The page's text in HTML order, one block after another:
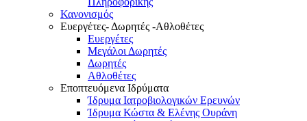
Κανονισμός
Ευεργέτες- Δωρητές -Αθλοθέτες
Ευεργέτες
Μεγάλοι Δωρητές
Δωρητές
Αθλοθέτες
Εποπτευόμενα Ιδρύματα
Ίδρυμα Ιατροβιολογικών Ερευνών
Ίδρυμα Κώστα & Ελένης Ουράνη